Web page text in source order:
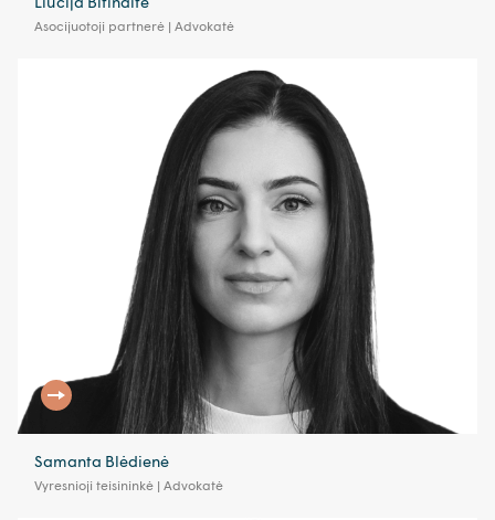
Asocijuotoji partnerė | Advokatė
Samanta Blėdienė
Vyresnioji teisininkė | Advokatė